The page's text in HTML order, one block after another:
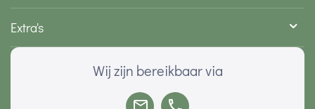
Extra's
Wij zijn bereikbaar via